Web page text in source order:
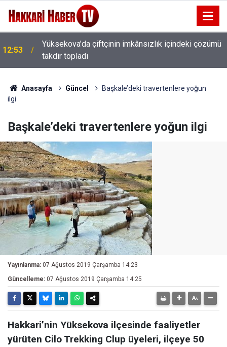
Yüksekova’da çiftçinin imkânsızlık içindeki çözümü
takdir topladı
12:29
Kent Park’ta duyarsızlık: Temizlenen alanlar yeniden
kirletiliyor
Anasayfa Güncel
Başkale’deki travertenlere yoğun
ilgi
Başkale’deki travertenlere yoğun ilgi
Yayınlanma: 07 Ağustos 2019 Çarşamba 14:23
Güncelleme: 07 Ağustos 2019 Çarşamba 14:25
Hakkari’nin Yüksekova ilçesinde faaliyetler
yürüten Cilo Trekking Clup üyeleri, ilçeye 50